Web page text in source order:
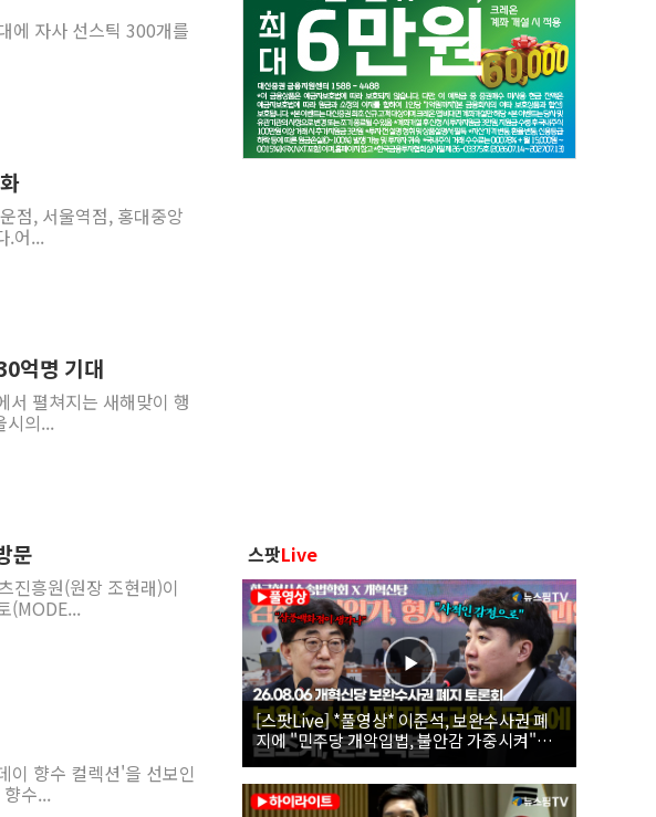
에 자사 선스틱 300개를
점, 서울역점, 홍대중앙
.어...
억명 기대
펼쳐지는 새해맞이 행
시의...
문
진흥원(원장 조현래)이
(MODE...
향수 컬렉션'을 선보인
수...
스팟Live
[스팟Live] *풀영상* 이준석, 보완수사권 폐
지에 "민주당 개악입법, 불안감 가중시켜"｜
26.08.06 개혁신당 보완수사권 폐지 토론회